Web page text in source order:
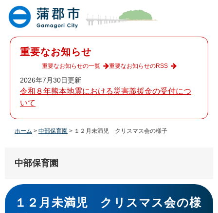
重要なお知らせ
2026年7月30日更新
令和８年熊本地震における災害義援金の受付につ
いて
重要なお知らせの一覧 重要なお知らせのRSS
ホーム > 中部保育園 > １２月未満児 クリスマス会の様子
中部保育園
本
文
１２月未満児 クリスマス会の様